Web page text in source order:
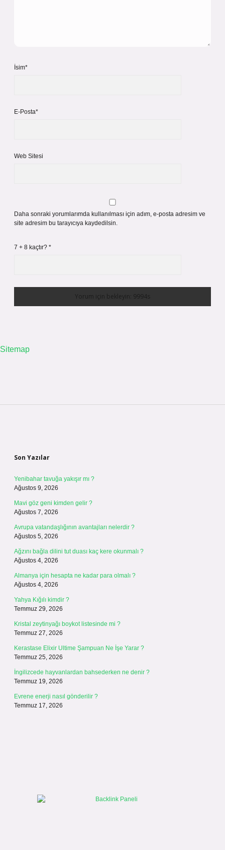
İsim*
E-Posta*
Web Sitesi
Daha sonraki yorumlarımda kullanılması için adım, e-posta adresim ve
site adresim bu tarayıcıya kaydedilsin.
7 + 8 kaçtır? *
Sitemap
Son Yazılar
Yenibahar tavuğa yakışır mı ?
Ağustos 9, 2026
Mavi göz geni kimden gelir ?
Ağustos 7, 2026
Avrupa vatandaşlığının avantajları nelerdir ?
Ağustos 5, 2026
Ağzını bağla dilini tut duası kaç kere okunmalı ?
Ağustos 4, 2026
Almanya için hesapta ne kadar para olmalı ?
Ağustos 4, 2026
Yahya Kığılı kimdir ?
Temmuz 29, 2026
Kristal zeytinyağı boykot listesinde mi ?
Temmuz 27, 2026
Kerastase Elixir Ultime Şampuan Ne İşe Yarar ?
Temmuz 25, 2026
İngilizcede hayvanlardan bahsederken ne denir ?
Temmuz 19, 2026
Evrene enerji nasıl gönderilir ?
Temmuz 17, 2026